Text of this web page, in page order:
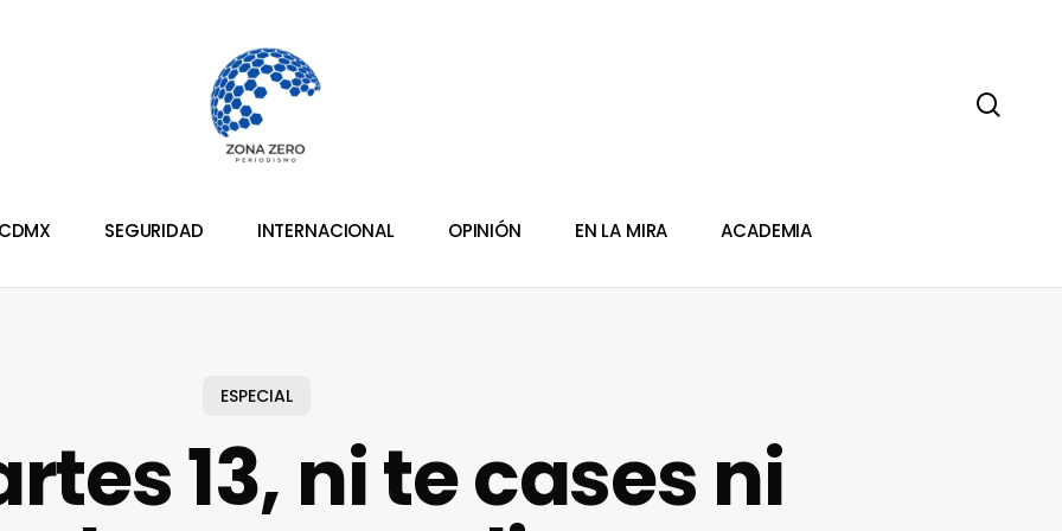
CDMX SEGURIDAD INTERNACIONAL OPINIÓN EN LA MIRA ACADEMIA
ESPECIAL
13, ni te cases ni